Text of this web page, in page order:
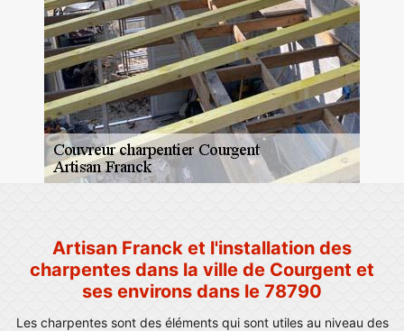
Artisan Franck et l'installation des
charpentes dans la ville de Courgent et
ses environs dans le 78790
Les charpentes sont des éléments qui sont utiles au niveau des